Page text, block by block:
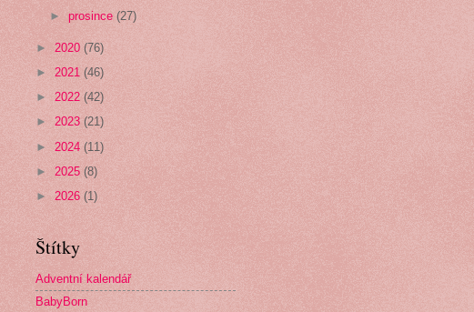
►prosince(27)
► 2020 (76)
► 2021 (46)
► 2022 (42)
► 2023 (21)
► 2024 (11)
► 2025 (8)
► 2026 (1)
Štítky
Adventní kalendář
BabyBorn